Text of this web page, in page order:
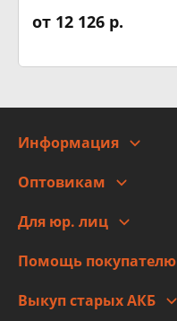
от 12 126 р.
Информация
Адреса
Новости
Правовая информация
Оптовикам
Для юр. лиц
Помощь покупателю
Оплата
Выкуп старых АКБ